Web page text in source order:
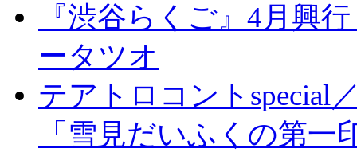
『渋谷らくご』4月興
ータツオ
テアトロコントspecial
「雪見だいふくの第一